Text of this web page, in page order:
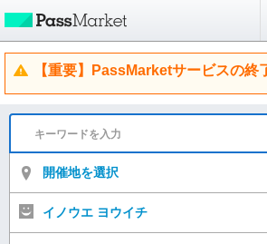
【重要】PassMarketサービスの終
開催地を選択
イノウエ ヨウイチ